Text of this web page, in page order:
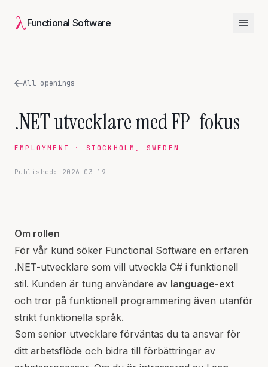
λFunctional Software
All openings
.NET utvecklare med FP-fokus
EMPLOYMENT · STOCKHOLM, SWEDEN
Published: 2026-03-19
Om rollen
För vår kund söker Functional Software en erfaren
.NET-utvecklare som vill utveckla C# i funktionell
stil. Kunden är tung användare av language-ext
och tror på funktionell programmering även utanför
strikt funktionella språk.
Som senior utvecklare förväntas du ta ansvar för
ditt arbetsflöde och bidra till förbättringar av